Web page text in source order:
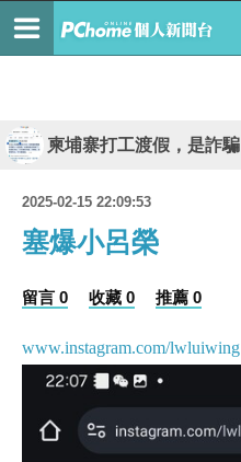
柬埔寨打工渡假，是詐騙
2025-02-15 22:09:53
塞爆小呂榮
留言 0 收藏 0 推薦 0
www.instagram.com/lwluiwing